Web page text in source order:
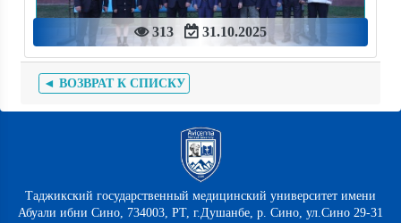
313 31.10.2025
◄ ВОЗВРАТ К СПИСКУ
Таджикский государственный медицинский университет имени
Абуали ибни Сино, 734003, РТ, г.Душанбе, р. Сино, ул.Сино 29-31